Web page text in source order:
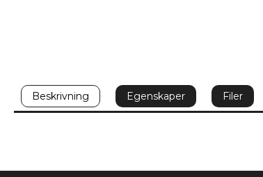
Beskrivning Egenskaper Filer